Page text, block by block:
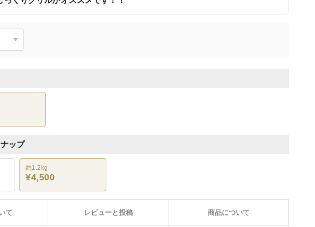
ップ
約1.2kg
¥4,500
レビューと投稿 商品について
て